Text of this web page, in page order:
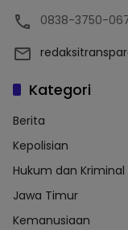
0838-3750-
Kategori
Berita
Kepolisian
Hukum dan Kriminal
Jawa Timur
Kemanusiaan